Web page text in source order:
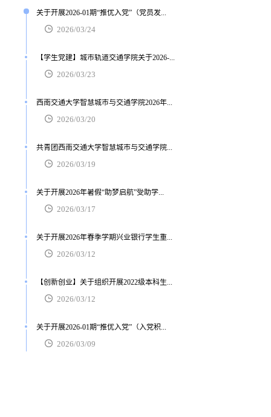
关于开展2026-01期“推优入党”（党员发...
2026/03/24
【学生党建】城市轨道交通学院关于2026-...
2026/03/23
西南交通大学智慧城市与交通学院2026年...
2026/03/20
共青团西南交通大学智慧城市与交通学院...
2026/03/19
关于开展2026年暑假“助梦启航”受助学...
2026/03/17
关于开展2026年春季学期兴业银行学生重...
2026/03/12
【创新创业】关于组织开展2022级本科生...
2026/03/12
关于开展2026-01期“推优入党”（入党积...
2026/03/09